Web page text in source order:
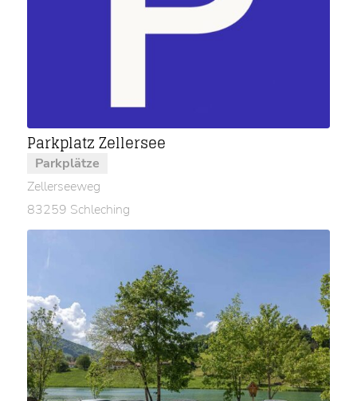
Parkplatz Zellersee
Parkplätze
Zellerseeweg
83259 Schleching